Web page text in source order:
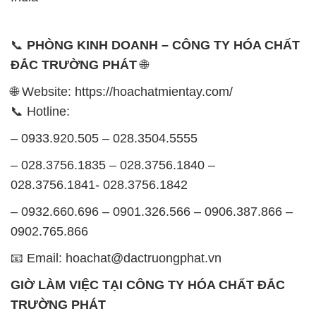
📞 PHÒNG KINH DOANH – CÔNG TY HÓA CHẤT
ĐẮC TRƯỜNG PHÁT🌐
🌐 Website: https://hoachatmientay.com/
📞 Hotline:
– 0933.920.505 – 028.3504.5555
– 028.3756.1835 – 028.3756.1840 –
028.3756.1841- 028.3756.1842
– 0932.660.696 – 0901.326.566 – 0906.387.866 –
0902.765.866
📧 Email: hoachat@dactruongphat.vn
GIỜ LÀM VIỆC TẠI CÔNG TY HÓA CHẤT ĐẮC
TRƯỜNG PHÁT